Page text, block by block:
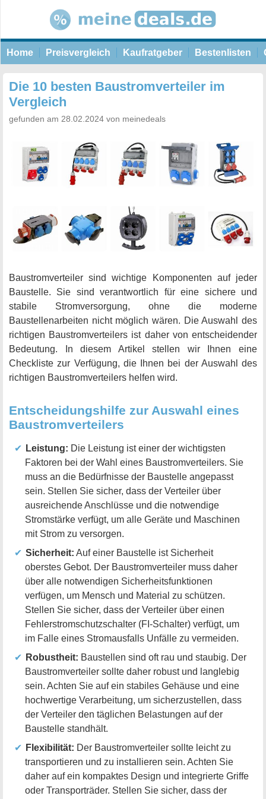
Home Preisvergleich Kaufratgeber Bestenlisten
Die 10 besten Baustromverteiler im
Vergleich
gefunden am 28.02.2024 von meinedeals
Baustromverteiler sind wichtige Komponenten auf jeder
Baustelle. Sie sind verantwortlich für eine sichere und
stabile Stromversorgung, ohne die moderne
Baustellenarbeiten nicht möglich wären. Die Auswahl des
richtigen Baustromverteilers ist daher von entscheidender
Bedeutung. In diesem Artikel stellen wir Ihnen eine
Checkliste zur Verfügung, die Ihnen bei der Auswahl des
richtigen Baustromverteilers helfen wird.
Entscheidungshilfe zur Auswahl eines
Baustromverteilers
Leistung: Die Leistung ist einer der wichtigsten
Faktoren bei der Wahl eines Baustromverteilers. Sie
muss an die Bedürfnisse der Baustelle angepasst
sein. Stellen Sie sicher, dass der Verteiler über
ausreichende Anschlüsse und die notwendige
Stromstärke verfügt, um alle Geräte und Maschinen
mit Strom zu versorgen.
Sicherheit: Auf einer Baustelle ist Sicherheit
oberstes Gebot. Der Baustromverteiler muss daher
über alle notwendigen Sicherheitsfunktionen
verfügen, um Mensch und Material zu schützen.
Stellen Sie sicher, dass der Verteiler über einen
Fehlerstromschutzschalter (FI-Schalter) verfügt, um
im Falle eines Stromausfalls Unfälle zu vermeiden.
Robustheit: Baustellen sind oft rau und staubig. Der
Baustromverteiler sollte daher robust und langlebig
sein. Achten Sie auf ein stabiles Gehäuse und eine
hochwertige Verarbeitung, um sicherzustellen, dass
der Verteiler den täglichen Belastungen auf der
Baustelle standhält.
Flexibilität: Der Baustromverteiler sollte leicht zu
transportieren und zu installieren sein. Achten Sie
daher auf ein kompaktes Design und integrierte Griffe
oder Transporträder. Stellen Sie sicher, dass der